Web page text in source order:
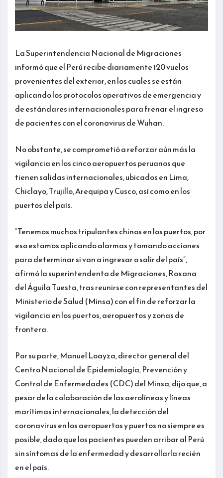
La Superintendencia Nacional de Migraciones
informó que el Perú recibe diariamente 120 vuelos
provenientes del exterior, en los cuales se están
aplicando los protocolos operativos de emergencia y
de estándares internacionales para frenar el ingreso
de pacientes con el coronavirus de Wuhan.
No obstante, se comprometió a reforzar aún más la
vigilancia en los cinco aeropuertos peruanos que
tienen salidas internacionales, ubicados en Lima,
Chiclayo, Trujillo, Arequipa y Cusco, así como en los
puertos del país.
“Tenemos muchos tripulantes chinos en los puertos, por
eso estamos aplicando alarmas y tomando acciones
para determinar si van a ingresar o salir del país”,
afirmó la superintendenta de Migraciones, Roxana
del Águila Tuesta, tras reunirse con representantes del
Ministerio de Salud (Minsa) con el fin de reforzar la
vigilancia en los puertos, aeropuertos y zonas de
frontera.
Por su parte, Manuel Loayza, director general del
Centro Nacional de Epidemiología, Prevención y
Control de Enfermedades (CDC) del Minsa, dijo que, a
pesar de la colaboración de las aerolíneas y líneas
marítimas internacionales, la detección del
coronavirus en los aeropuertos y puertos no siempre es
posible, dado que los pacientes pueden arribar al Perú
sin síntomas de la enfermedad y desarrollarla recién
en el país.